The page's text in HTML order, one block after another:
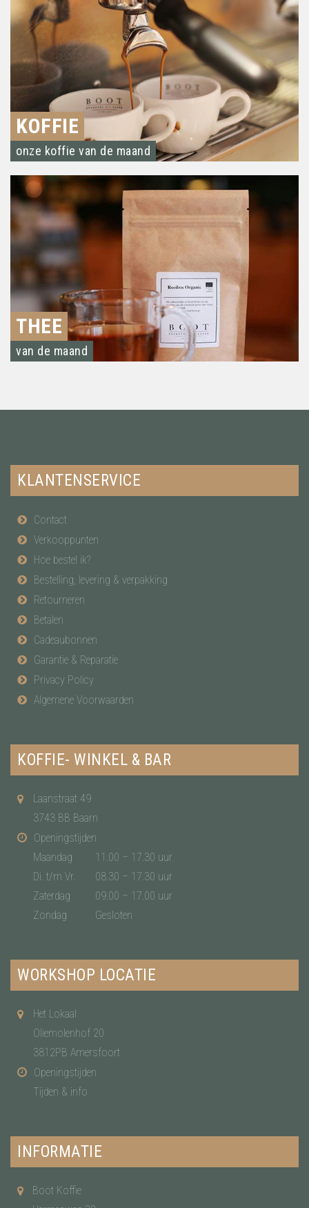
KOFFIE
onze koffie van de maand
THEE
van de maand
KLANTENSERVICE
Contact
Verkooppunten
Hoe bestel ik?
Bestelling, levering & verpakking
Retourneren
Betalen
Cadeaubonnen
Garantie & Reparatie
Privacy Policy
Algemene Voorwaarden
KOFFIE- WINKEL & BAR
Laanstraat 49
3743 BB Baarn
Openingstijden
Maandag
11.00 – 17.30 uur
Di. t/m Vr.
08.30 – 17.30 uur
Zaterdag
09.00 – 17.00 uur
Zondag
Gesloten
WORKSHOP LOCATIE
Het Lokaal
Oliemolenhof 20
3812PB Amersfoort
Openingstijden
Tijden & info
INFORMATIE
Boot Koffie